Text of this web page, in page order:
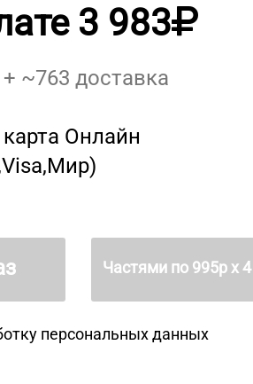
3 983
+ ~763 доставка
Онлайн
Частями по 995р х 4
персональных данных